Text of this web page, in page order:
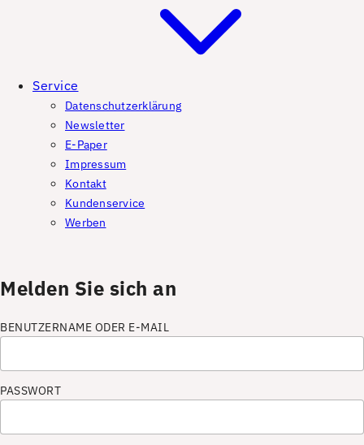
Service
Datenschutzerklärung
Newsletter
E-Paper
Impressum
Kontakt
Kundenservice
Werben
Melden Sie sich an
BENUTZERNAME ODER E-MAIL
PASSWORT